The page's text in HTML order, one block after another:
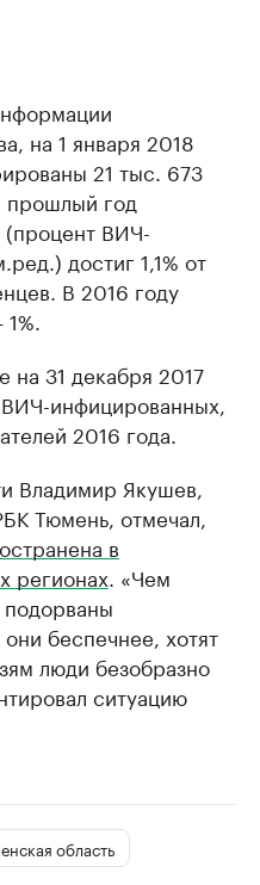
на 1 января 2018
21 тыс. 673
прошлый год
(процент ВИЧ-
достиг 1,1% от
В 2016 году
на 31 декабря 2017
ВИЧ-инфицированных,
2016 года.
Владимир Якушев,
Тюмень, отмечал,
в
регионах. «Чем
беспечнее, хотят
люди безобразно
ситуацию
область